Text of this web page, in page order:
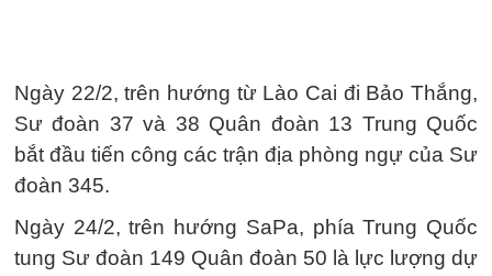
Ngày 22/2, trên hướng từ Lào Cai đi Bảo Thắng,
Sư đoàn 37 và 38 Quân đoàn 13 Trung Quốc
bắt đầu tiến công các trận địa phòng ngự của Sư
đoàn 345.
Ngày 24/2, trên hướng SaPa, phía Trung Quốc
tung Sư đoàn 149 Quân đoàn 50 là lực lượng dự